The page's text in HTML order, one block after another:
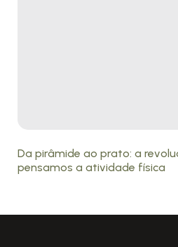
Da pirâmide ao prato: a
pensamos a atividade física